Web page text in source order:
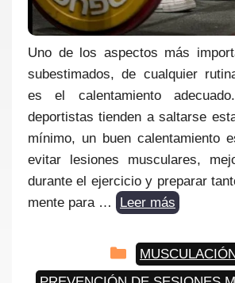
Uno de los aspectos más
subestimados, de cualquier
es el calentamiento
deportistas tienden a saltarse
mínimo, un buen calentamiento
evitar lesiones musculares,
durante el ejercicio y preparar
mente para …
Leer más
Categorías